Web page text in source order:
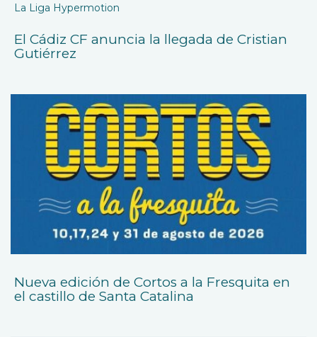
La Liga Hypermotion
El Cádiz CF anuncia la llegada de Cristian
Gutiérrez
Nueva edición de Cortos a la Fresquita en
el castillo de Santa Catalina